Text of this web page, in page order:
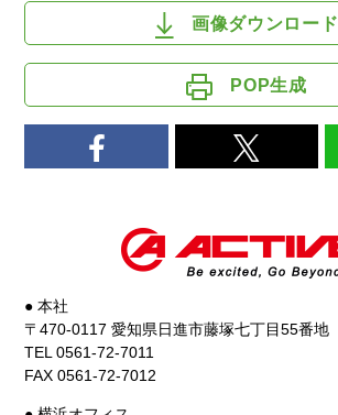
画像ダウンロード
POP生成
● 本社
〒470-0117 愛知県日進市藤塚七丁目55番地
TEL 0561-72-7011
FAX 0561-72-7012